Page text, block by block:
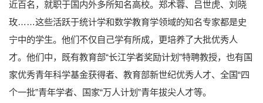
近百名，就职于国内外多所知名高校。郑术蓉、吕世虎、刘晓
玫……这些活跃于统计学和数学教育学领域的知名专家都是史
宁中的学生。他们不仅自己学有所成，更培养了大批优秀人
才。他们中，既有教育部“长江学者奖励计划”特聘教授，也有国
家优秀青年科学基金获得者、教育部新世纪优秀人才、全国“四
个一批”青年学者、国家“万人计划”青年拔尖人才等。